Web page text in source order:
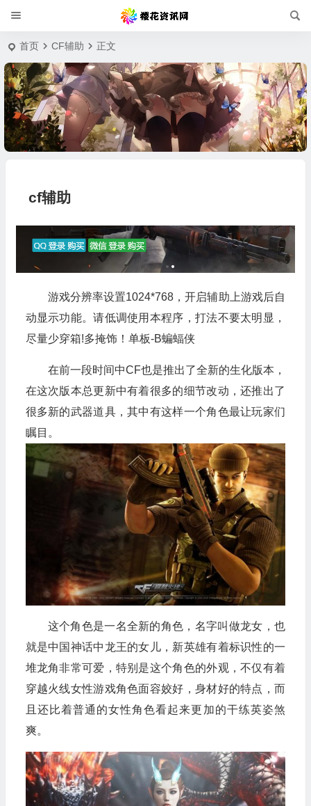
首页 CF辅助 正文
cf辅助
游戏分辨率设置1024*768，开启辅助上游戏后自
动显示功能。请低调使用本程序，打法不要太明显，
尽量少穿箱!多掩饰！单板-B蝙蝠侠
在前一段时间中CF也是推出了全新的生化版本，
在这次版本总更新中有着很多的细节改动，还推出了
很多新的武器道具，其中有这样一个角色最让玩家们
瞩目。
这个角色是一名全新的角色，名字叫做龙女，也
就是中国神话中龙王的女儿，新英雄有着标识性的一
堆龙角非常可爱，特别是这个角色的外观，不仅有着
穿越火线女性游戏角色面容姣好，身材好的特点，而
且还比着普通的女性角色看起来更加的干练英姿煞
爽。